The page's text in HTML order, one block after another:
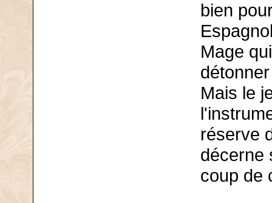
bien
Mage
Mais le
réserve
décerne
coup de